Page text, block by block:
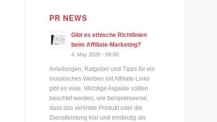
PR NEWS
Gibt es ethische Richtlinien
beim Affiliate-Marketing?
4. May 2026 - 09:00
Anleitungen, Ratgeber und Tipps für ein
moralisches Werben mit Affiliate-Links
gibt es viele. Wichtige Aspekte sollten
beachtet werden, wie beispielsweise,
dass das verlinkte Produkt oder die
Dienstleistung klar und eindeutig als